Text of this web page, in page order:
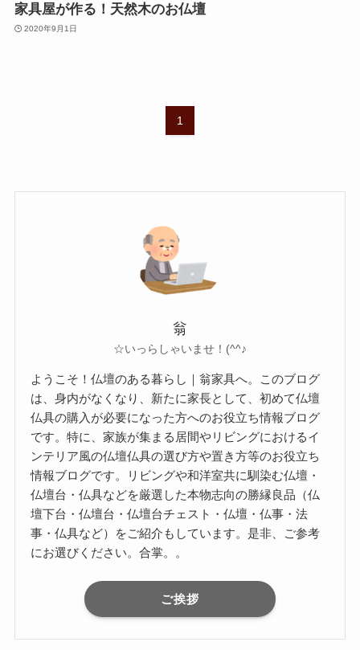
家具屋が作る！天然木のお仏壇
2020年9月1日
1
翁
☆いっらしゃいませ！(^^♪
ようこそ！仏壇のある暮らし｜翁家具へ。このブログ
は、身内がなくなり、新たに家長として、初めて仏壇
仏具の購入が必要になった方へのお役立ち情報ブログ
です。特に、家族が集まる居間やリビングにおけるイ
ンテリア風の仏壇仏具の選び方や置き方等のお役立ち
情報ブログです。リビングや和洋室共に馴染む仏壇・
仏壇台・仏具などを厳選した本物志向の勝縁良品（仏
壇下台・仏壇台・仏壇台チェスト・仏壇・仏事・法
事・仏具など）をご紹介もしています。是非、ご参考
にお選びください。合掌。。
ご挨拶